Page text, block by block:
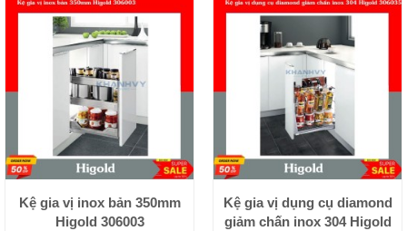
Kệ gia vị inox bản 350mm
Higold 306003
Kệ gia vị dụng cụ diamond
giảm chấn inox 304 Higold